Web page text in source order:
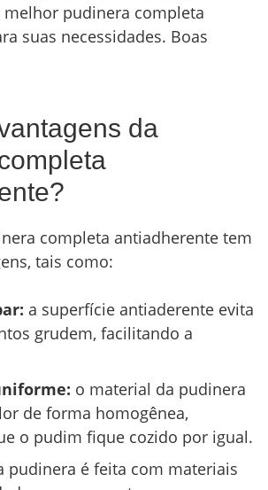
melhor pudinera completa
suas necessidades. Boas
da
completa antiadherente tem
tais como:
a superfície antiaderente evita
grudem, facilitando a
o material da pudinera
de forma homogênea,
o pudim fique cozido por igual.
pudinera é feita com materiais